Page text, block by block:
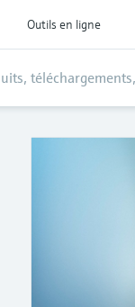
Outils en ligne